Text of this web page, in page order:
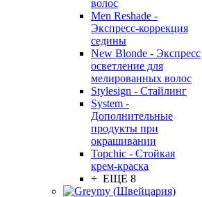
волос
Men Reshade -
Экспресс-коррекция
седины
New Blonde - Экспресс
осветление для
мелированных волос
Stylesign - Стайлинг
System -
Дополнительные
продукты при
окрашивании
Topchic - Стойкая
крем-краска
+ ЕЩЕ 8